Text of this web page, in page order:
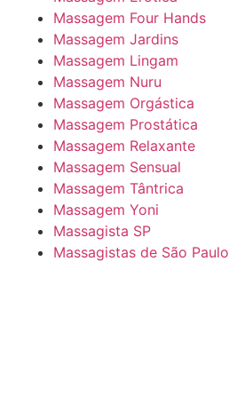
Massagem Four Hands
Massagem Jardins
Massagem Lingam
Massagem Nuru
Massagem Orgástica
Massagem Prostática
Massagem Relaxante
Massagem Sensual
Massagem Tântrica
Massagem Yoni
Massagista SP
Massagistas de São Paulo